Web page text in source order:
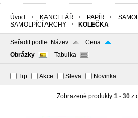
Úvod KANCELÁŘ PAPÍR
SAMOLPÍCÍ ARCHY
KOLEČKA
Seřadit podle: Název
Cena
Obrázky
Tabulka
Tip Akce Sleva Novinka
Zobrazené produkty 1 - 30 z